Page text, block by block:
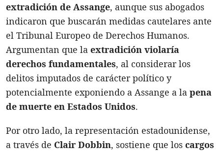
extradición de Assange, aunque sus abogados
indicaron que buscarán medidas cautelares ante
el Tribunal Europeo de Derechos Humanos.
Argumentan que la extradición violaría
derechos fundamentales, al considerar los
delitos imputados de carácter político y
potencialmente exponiendo a Assange a la pena
de muerte en Estados Unidos.
Por otro lado, la representación estadounidense,
a través de Clair Dobbin, sostiene que los cargos